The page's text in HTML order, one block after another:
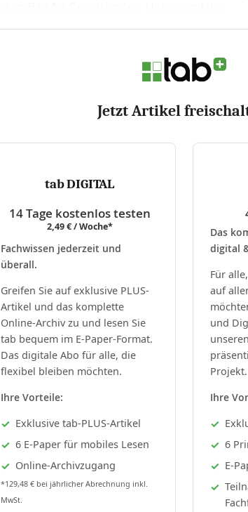
Jetzt Artikel
tab DIGITAL
14 Tage kostenlos testen
2,49 € / Woche*
Fachwissen jederzeit und
überall.
Greifen Sie auf exklusive PLUS-
Artikel und das komplette
Online-Archiv zu und lesen Sie
tab bequem im E-Paper-Format.
Das digitale Abo für alle, die
flexibel bleiben möchten.
Ihre Vorteile:
Exklusive tab-PLUS-Artikel
6 E-Paper für mobiles Lesen
Online-Archivzugang
*129,48 € bei jährlicher Abrechnung inkl.
MwSt.
Das
digital
Für
auf
und
Projekt.
Ihre
6
E-